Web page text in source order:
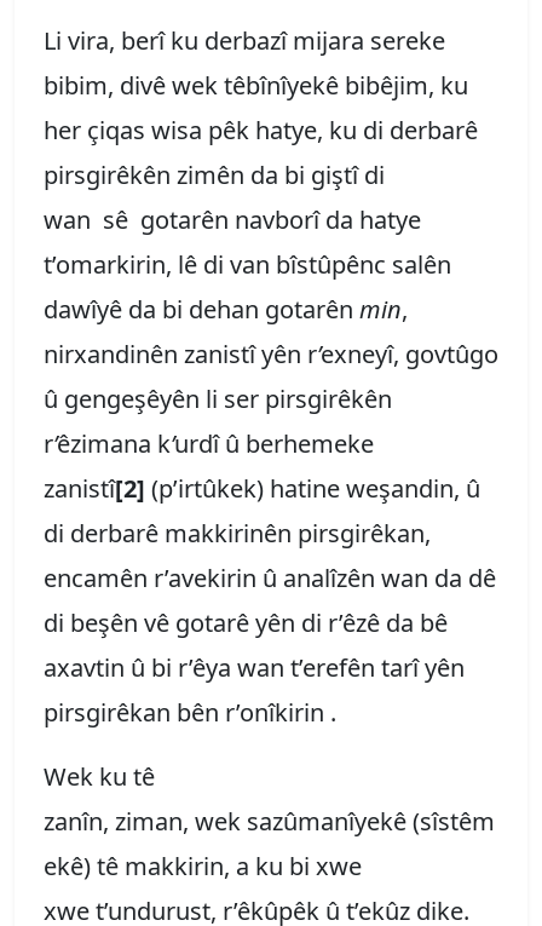
Li vira, berî ku derbazî mijara sereke
bibim, divê wek têbînîyekê bibêjim, ku
her çiqas wisa pêk hatye, ku di derbarê
pirsgirêkên zimên da bi giştî di
wan sê gotarên navborî da hatye
t’omarkirin, lê di van bîstûpênc salên
dawîyê da bi dehan gotarên min,
nirxandinên zanistî yên r’exneyî, govtûgo
û gengeşêyên li ser pirsgirêkên
r’êzimana k’urdî û berhemeke
zanistî[2] (p’irtûkek) hatine weşandin, û
di derbarê makkirinên pirsgirêkan,
encamên r’avekirin û analîzên wan da dê
di beşên vê gotarê yên di r’êzê da bê
axavtin û bi r’êya wan t’erefên tarî yên
pirsgirêkan bên r’onîkirin .
Wek ku tê
zanîn, ziman, wek sazûmanîyekê (sîstêm
ekê) tê makkirin, a ku bi xwe
xwe t’undurust, r’êkûpêk û t’ekûz dike.